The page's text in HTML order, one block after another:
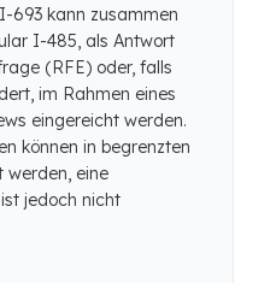
693 kann zusammen
I-485, als Antwort
(RFE) oder, falls
im Rahmen eines
eingereicht werden.
können in begrenzten
werden, eine
jedoch nicht